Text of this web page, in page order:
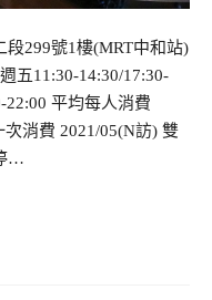
299號1樓(MRT中和站)
五11:30-14:30/17:30-
平均每人消費
消費 2021/05(N訪) 雙
…